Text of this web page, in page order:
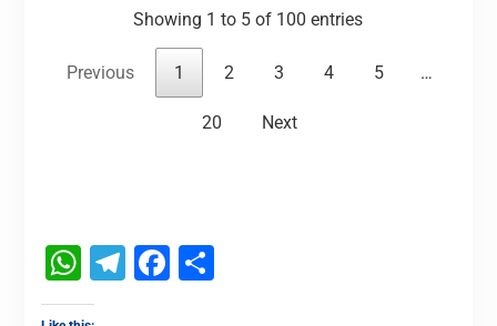
Showing 1 to 5 of 100 entries
Previous 1 2 3 4 5 …
20 Next
WhatsApp
Telegram
Facebook